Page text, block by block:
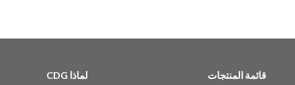
قائمة المنتجات لماذا CDG